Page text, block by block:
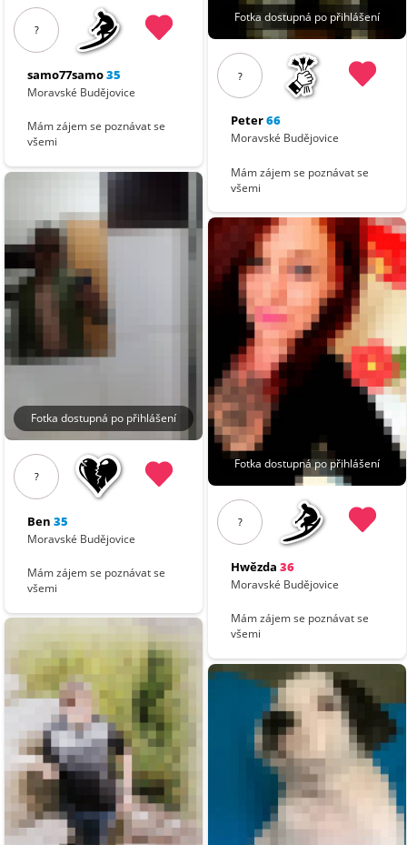
?
samo77samo35
Moravské Budějovice
Mám zájem se poznávat se
všemi
Fotka dostupná po přihlášení
?
Ben 35
Moravské Budějovice
Mám zájem se poznávat se
všemi
Fotka dostupná po přihlášení
?
Peter66
Moravské Budějovice
Mám zájem se poznávat se
všemi
Fotka dostupná po přihlášení
?
Hwězda 36
Moravské Budějovice
Mám zájem se poznávat se
všemi